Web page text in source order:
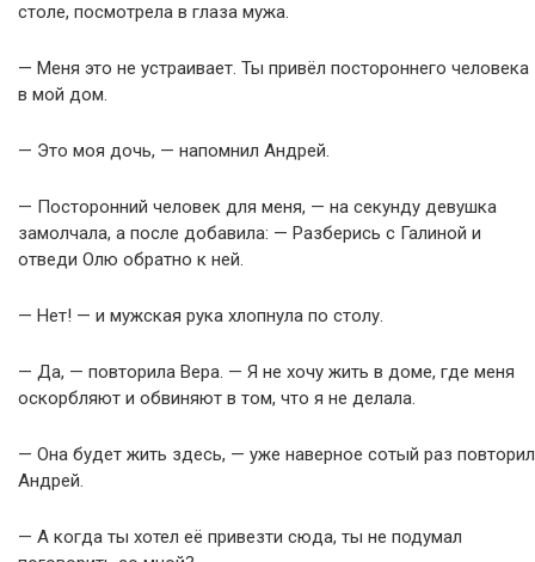
столе, посмотрела в глаза мужа.
— Меня это не устраивает. Ты привёл постороннего человека
в мой дом.
— Это моя дочь, — напомнил Андрей.
— Посторонний человек для меня, — на секунду девушка
замолчала, а после добавила: — Разберись с Галиной и
отведи Олю обратно к ней.
— Нет! — и мужская рука хлопнула по столу.
— Да, — повторила Вера. — Я не хочу жить в доме, где меня
оскорбляют и обвиняют в том, что я не делала.
— Она будет жить здесь, — уже наверное сотый раз повторил
Андрей.
— А когда ты хотел её привезти сюда, ты не подумал